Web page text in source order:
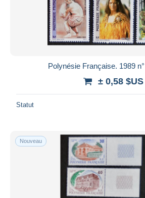
Polynésie Française. 1989
± 0,58 $US
Statut
Nouveau